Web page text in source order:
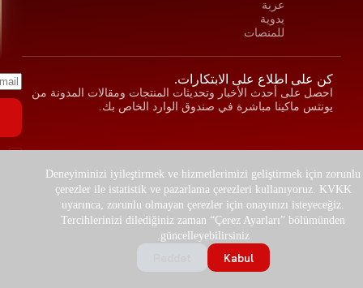
Deneyiminizi iyileştirmek ve hizmetlerimizi geliştirmek için zorunlu
çerezler ile istatistik ve pazarlama çerezleri kullanıyoruz. KVKK
uyarınca, zorunlu olmayan çerezler için onayınızı isteyeceğiz.
Tercihlerinizi dilediğiniz zaman “Çerez Ayarları” bölümünden
güncelleyebilirsiniz.
Kabul
عربة
يدوية
للمنصات
كن على اطلاع على الابتكارات.
احصل على أحدث الأخبار وتحديثات المنتجات ومقالات المدونة من
يونتس ماكينا مباشرة في صندوق الوارد الخاص بك.